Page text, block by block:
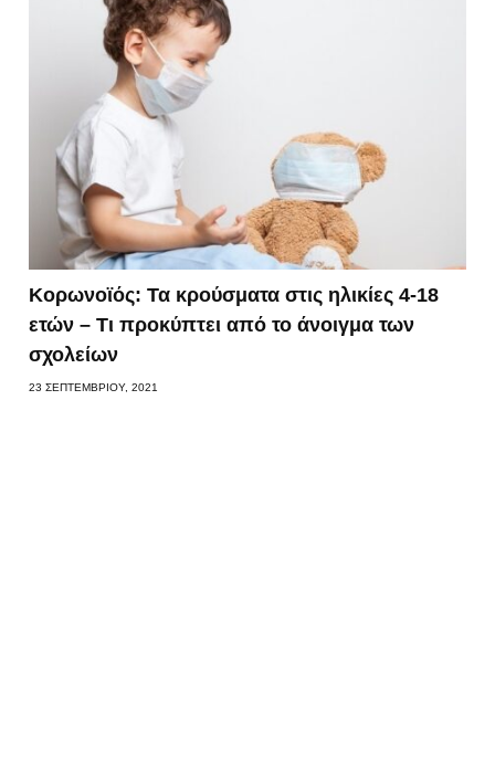
Κορωνοϊός: Τα κρούσματα στις ηλικίες 4-18
ετών – Τι προκύπτει από το άνοιγμα των
σχολείων
23 ΣΕΠΤΕΜΒΡΊΟΥ, 2021